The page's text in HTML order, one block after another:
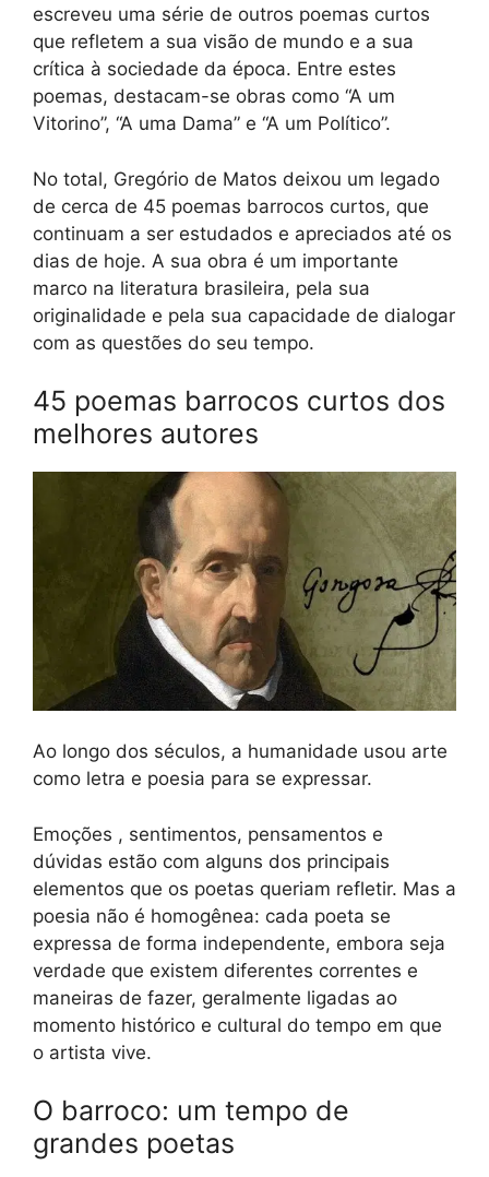
escreveu uma série de outros poemas curtos
que refletem a sua visão de mundo e a sua
crítica à sociedade da época. Entre estes
poemas, destacam-se obras como “A um
Vitorino”, “A uma Dama” e “A um Político”.
No total, Gregório de Matos deixou um legado
de cerca de 45 poemas barrocos curtos, que
continuam a ser estudados e apreciados até os
dias de hoje. A sua obra é um importante
marco na literatura brasileira, pela sua
originalidade e pela sua capacidade de dialogar
com as questões do seu tempo.
45 poemas barrocos curtos dos
melhores autores
Ao longo dos séculos, a humanidade usou arte
como letra e poesia para se expressar.
Emoções , sentimentos, pensamentos e
dúvidas estão com alguns dos principais
elementos que os poetas queriam refletir. Mas a
poesia não é homogênea: cada poeta se
expressa de forma independente, embora seja
verdade que existem diferentes correntes e
maneiras de fazer, geralmente ligadas ao
momento histórico e cultural do tempo em que
o artista vive.
O barroco: um tempo de
grandes poetas